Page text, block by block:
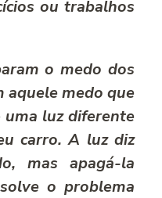
ou trabalhos
o medo dos
aquele medo que
uma luz diferente
carro. A luz diz
mas apagá-la
o problema